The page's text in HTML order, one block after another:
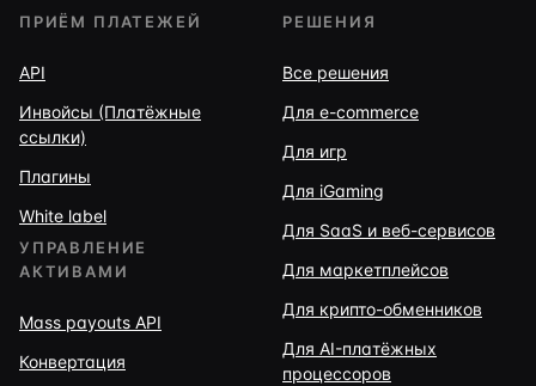
ПРИЁМ ПЛАТЕЖЕЙ
API
Инвойсы (Платёжные
ссылки)
Плагины
White label
УПРАВЛЕНИЕ
АКТИВАМИ
Mass payouts API
Конвертация
РЕШЕНИЯ
Все решения
Для e-commerce
Для игр
Для iGaming
Для SaaS и веб-сервисов
Для маркетплейсов
Для крипто-обменников
Для AI-платёжных
процессоров